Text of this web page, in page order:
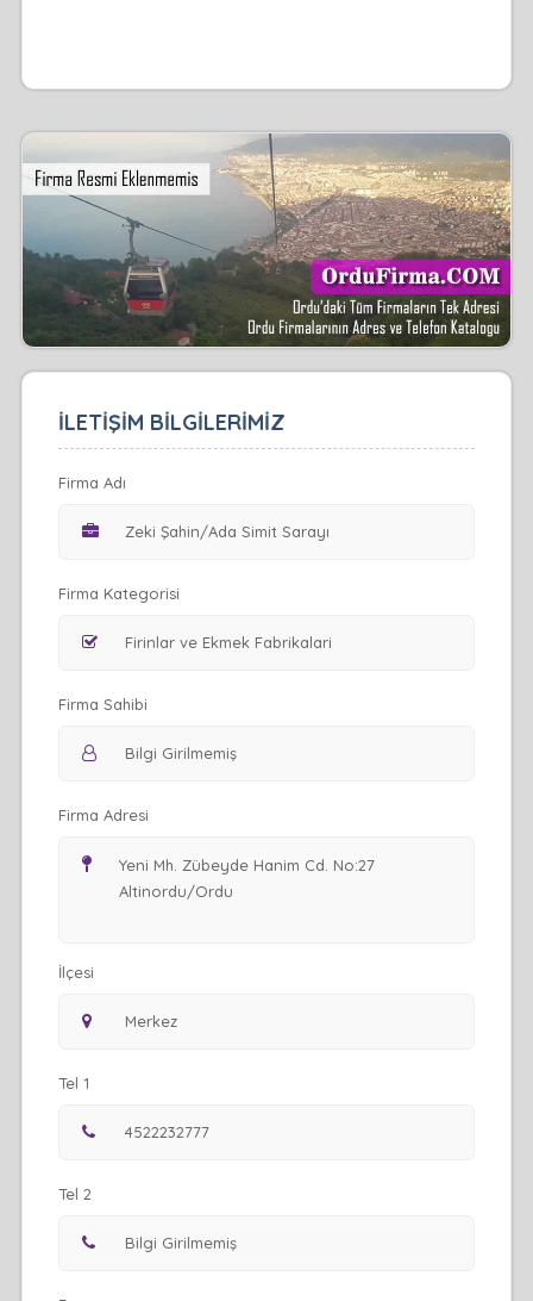
İLETİŞİM BİLGİLERİMİZ
Firma Adı
Firma Kategorisi
Firma Sahibi
Firma Adresi
İlçesi
Tel 1
Tel 2